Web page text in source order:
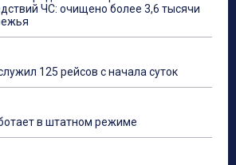
ЧС: очищено более 3,6 тысячи
125 рейсов с начала суток
в штатном режиме